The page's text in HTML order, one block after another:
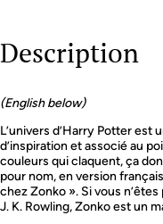
i
c
f
r
i
o
c
h
e
Description
(English below)
L’univers d’Harry Potter est
d’inspiration et associé au
couleurs qui claquent, ça
pour nom, en version
chez Zonko ». Si vous
J. K. Rowling, Zonko est un